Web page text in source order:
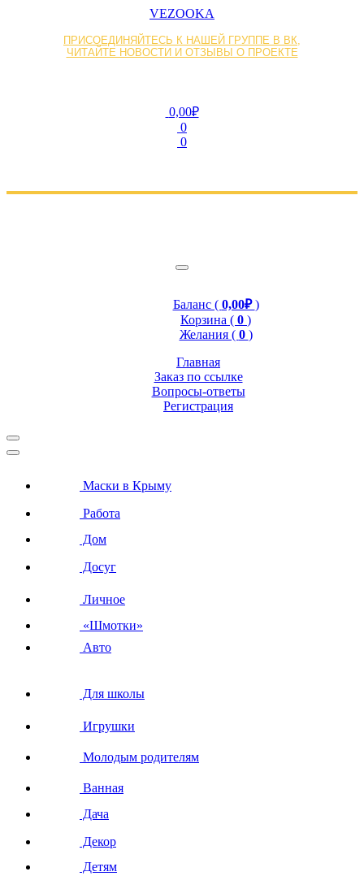
VEZOOKA
ПРИСОЕДИНЯЙТЕСЬ К НАШЕЙ ГРУППЕ В ВК,
ЧИТАЙТЕ НОВОСТИ И ОТЗЫВЫ О ПРОЕКТЕ
0,00₽
0
0
Баланс ( 0,00₽)
Корзина ( 0 )
Желания ( 0 )
Главная
Заказ по ссылке
Вопросы-ответы
Регистрация
Маски в Крыму
Работа
Дом
Досуг
Личное
«Шмотки»
Авто
Для школы
Игрушки
Молодым родителям
Ванная
Дача
Декор
Детям